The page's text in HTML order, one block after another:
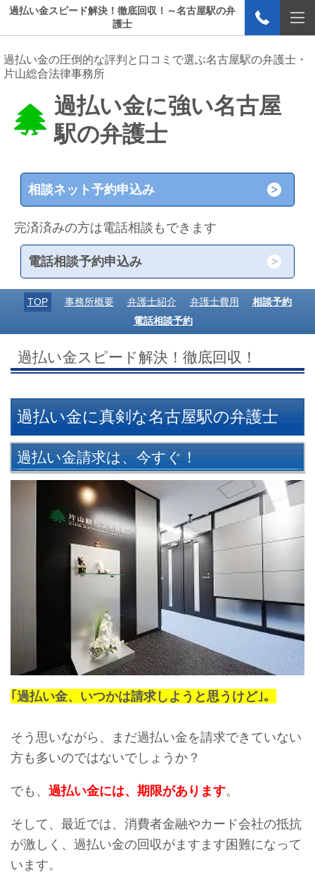
過払い金スピード解決！徹底回収！～名古屋駅の弁
護士
過払い金の圧倒的な評判と口コミで選ぶ名古屋駅の弁護士・
片山総合法律事務所
過払い金に強い名古屋
駅の弁護士
相談ネット予約申込み
完済済みの方は電話相談もできます
電話相談予約申込み
TOP 事務所概要 弁護士紹介 弁護士費用
相談予約
電話相談予約
過払い金スピード解決！徹底回収！
過払い金に真剣な名古屋駅の弁護士
過払い金請求は、今すぐ！
｢過払い金、いつかは請求しようと思うけど｣。
そう思いながら、まだ過払い金を請求できていない
方も多いのではないでしょうか？
でも、 過払い金には、期限があります。
そして、最近では、消費者金融やカード会社の抵抗
が激しく、過払い金の回収がますます困難になって
います。